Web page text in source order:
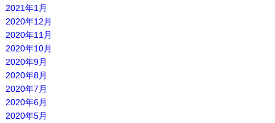
2021年1月
2020年12月
2020年11月
2020年10月
2020年9月
2020年8月
2020年7月
2020年6月
2020年5月